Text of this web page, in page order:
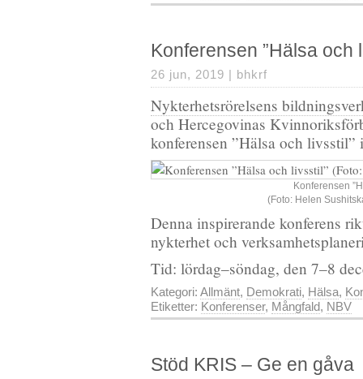
Konferensen ”Hälsa och
26 jun, 2019 | bhkrf
Nykterhetsrörelsens
och Hercegovinas
konferensen ”Hälsa och livsstil”
Konferensen
(Foto: Helen
Denna inspirerande konferens
nykterhet och
Tid: lördag–söndag, den 7–8
Kategori: Allmänt, Demokrati, Hälsa,
Etiketter: Konferenser, Mångfald, NBV
Stöd KRIS – Ge en gåva